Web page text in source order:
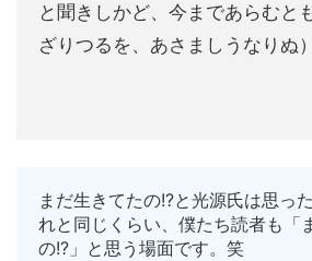
と聞きしかど、今まであらむと
ざりつるを、あさましうなりぬ）
まだ生きてたの!?と光源氏は思っ
れと同じくらい、僕たち読者も「
の!?」と思う場面です。笑